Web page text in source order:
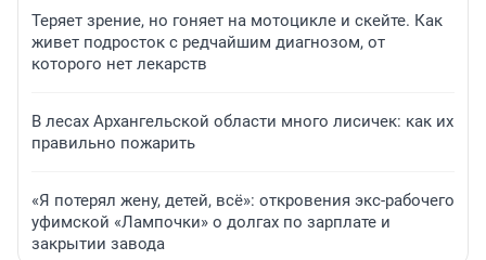
Теряет зрение, но гоняет на мотоцикле и скейте. Как
живет подросток с редчайшим диагнозом, от
которого нет лекарств
В лесах Архангельской области много лисичек: как их
правильно пожарить
«Я потерял жену, детей, всё»: откровения экс-рабочего
уфимской «Лампочки» о долгах по зарплате и
закрытии завода